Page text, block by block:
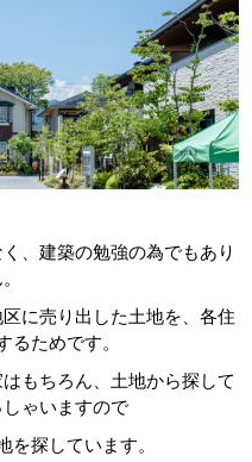
、建築の勉強の為でもあり
に売り出した土地を、各住
るためです。
もちろん、土地から探して
ゃいますので
を探しています。